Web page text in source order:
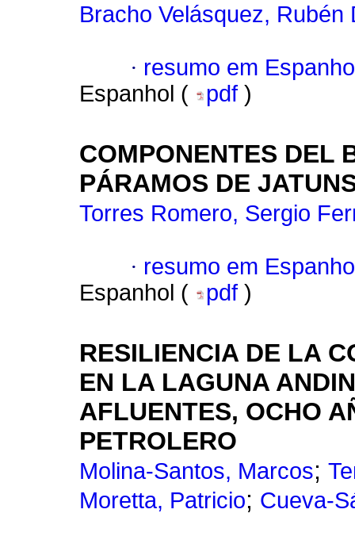
Bracho Velásquez, Rubén
· resumo em
Espanhol (
pdf )
COMPONENTES DEL
PÁRAMOS DE
Torres Romero, Sergio
· resumo em
Espanhol (
pdf )
RESILIENCIA DE LA
EN LA LAGUNA
AFLUENTES, OCHO
PETROLERO
Molina-Santos, Marcos;
Moretta, Patricio; Cueva-